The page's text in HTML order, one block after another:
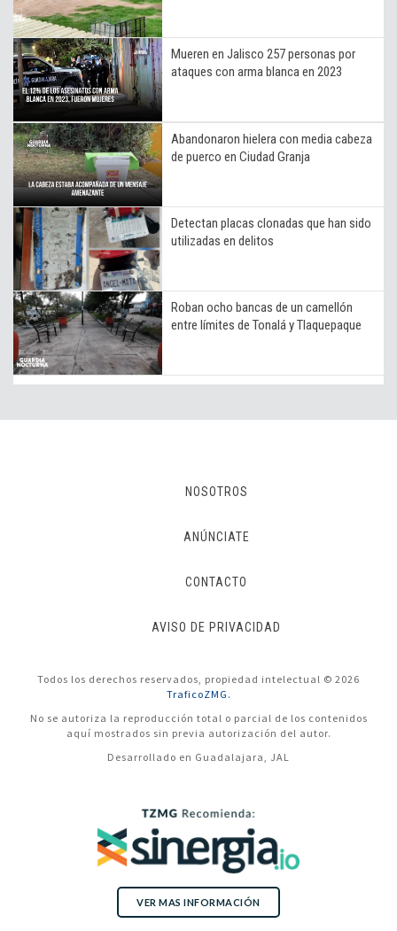
Mueren en Jalisco 257 personas por
ataques con arma blanca en 2023
Abandonaron hielera con media cabeza
de puerco en Ciudad Granja
Detectan placas clonadas que han sido
utilizadas en delitos
Roban ocho bancas de un camellón
entre límites de Tonalá y Tlaquepaque
NOSOTROS
ANÚNCIATE
CONTACTO
AVISO DE PRIVACIDAD
Todos los derechos reservados, propiedad intelectual © 2026
TraficoZMG.
No se autoriza la reproducción total o parcial de los contenidos
aquí mostrados sin previa autorización del autor.
Desarrollado en Guadalajara, JAL
VER MAS INFORMACIÓN